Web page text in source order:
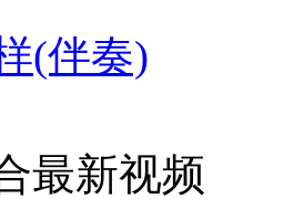
(伴奏)
最新视频